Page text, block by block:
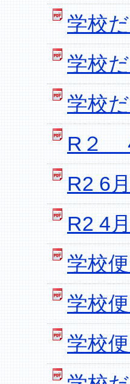
学校
学校
学校
R２
R2 6
R2 4
学校
学校
学校